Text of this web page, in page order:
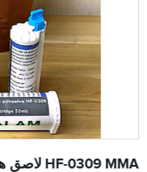
HF-0309 MMA لاصق هيكلي